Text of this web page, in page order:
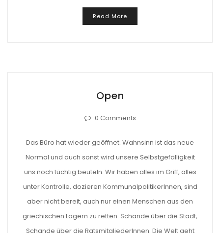
Read More
Open
0 Comments
Das Büro hat wieder geöffnet. Wahnsinn ist das neue
Normal und auch sonst wird unsere Selbstgefälligkeit
uns noch tüchtig beuteln. Wir haben alles im Griff, alles
unter Kontrolle, dozieren KommunalpolitikerInnen, sind
aber nicht bereit, auch nur einen Menschen aus den
griechischen Lagern zu retten. Schande über die Stadt,
Schande über die RatsmitgliederInnen. Die Welt geht